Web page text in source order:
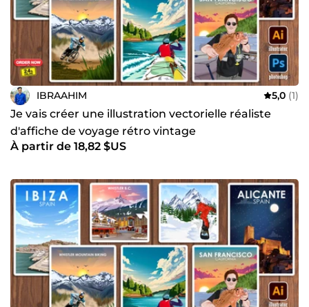
IBRAAHIM 5,0 (1)
Je vais créer une illustration vectorielle réaliste
d'affiche de voyage rétro vintage
À partir de 18,82 $US